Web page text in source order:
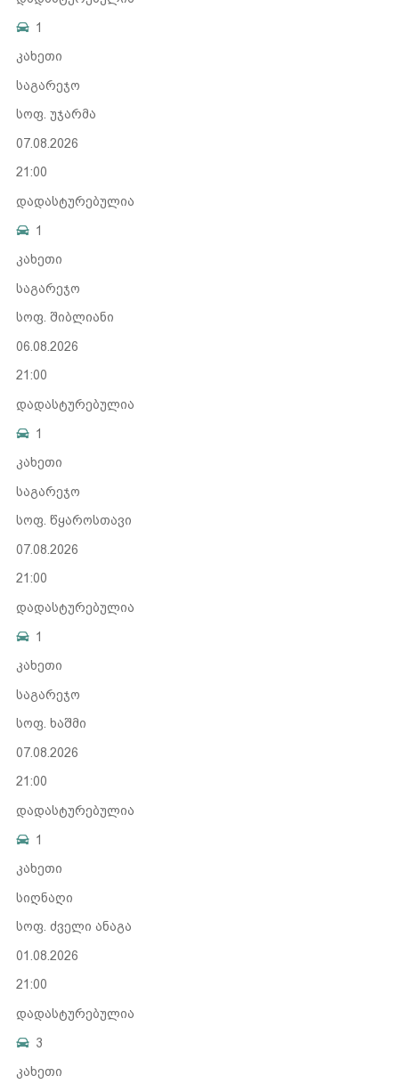
1
კახეთი
საგარეჯო
სოფ. უჯარმა
07.08.2026
21:00
დადასტურებულია
1
კახეთი
საგარეჯო
სოფ. შიბლიანი
06.08.2026
21:00
დადასტურებულია
1
კახეთი
საგარეჯო
სოფ. წყაროსთავი
07.08.2026
21:00
დადასტურებულია
1
კახეთი
საგარეჯო
სოფ. ხაშმი
07.08.2026
21:00
დადასტურებულია
1
კახეთი
სიღნაღი
სოფ. ძველი ანაგა
01.08.2026
21:00
დადასტურებულია
3
კახეთი